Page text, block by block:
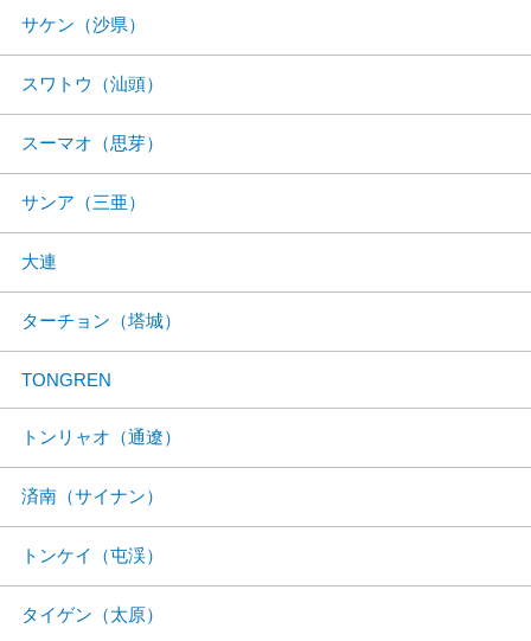
サケン（沙県）
スワトウ（汕頭）
スーマオ（思芽）
サンア（三亜）
大連
ターチョン（塔城）
TONGREN
トンリャオ（通遼）
済南（サイナン）
トンケイ（屯渓）
タイゲン（太原）